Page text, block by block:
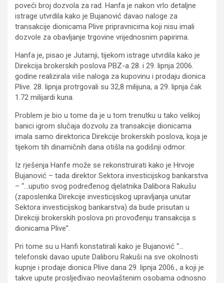
poveći broj dozvola za rad. Hanfa je nakon vrlo detaljne
istrage utvrdila kako je Bujanović davao naloge za
transakcije dionicama Plive pripravnicima koji nisu imali
dozvole za obavljanje trgovine vrijednosnim papirima.
Hanfa je, pisao je Jutarnji, tijekom istrage utvrdila kako je
Direkcija brokerskih poslova PBZ-a 28. i 29. lipnja 2006.
godine realizirala više naloga za kupovinu i prodaju dionica
Plive. 28. lipnja protrgovali su 32,8 milijuna, a 29. lipnja čak
1.72 milijardi kuna.
Problem je bio u tome da je u tom trenutku u tako velikoj
banici igrom slučaja dozvolu za transakcije dionicama
imala samo direktorica Direkcije brokerskih poslova, koja je
tijekom tih dinamičnih dana otišla na godišnji odmor.
Iz rješenja Hanfe može se rekonstruirati kako je Hrvoje
Bujanović – tada direktor Sektora investicijskog bankarstva
– “…uputio svog podređenog djelatnika Dalibora Rakušu
(zaposlenika Direkcije investicijskog upravljanja unutar
Sektora investicijskog bankarstva) da bude prisutan u
Direkciji brokerskih poslova pri provođenju transakcija s
dionicama Plive”.
Pri tome su u Hanfi konstatirali kako je Bujanović “…
telefonski davao upute Daliboru Rakuši na sve okolnosti
kupnje i prodaje dionica Plive dana 29. lipnja 2006., a koji je
takve upute prosljeđivao neovlaštenim osobama odnosno